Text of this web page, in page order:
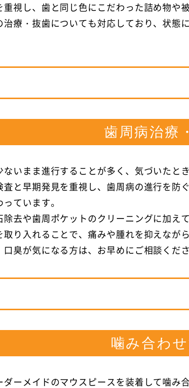
重視し、歯と同じ色にこだわった詰め物
療・抜歯についても対応しており、状
歯周病治療
いまま進行することが多く、気づいたと
査と早期発見を重視し、歯周病の進行を
ています。
去や歯周ポケットのクリーニングに加
取り入れることで、痛みや腫れを抑えな
臭が気になる方は、お早めにご相談くださ
噛み合わ
ダーメイドのマウスピースを装着して噛み